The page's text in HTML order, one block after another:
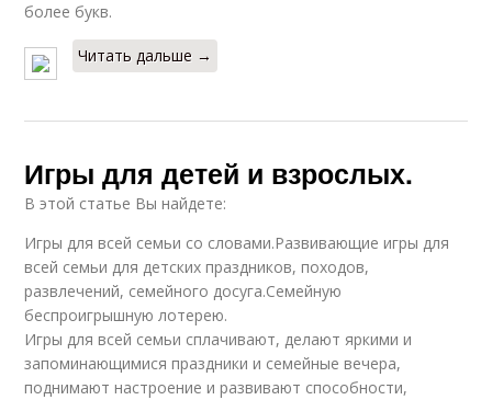
более букв.
Читать дальше →
Игры для детей и взрослых.
В этой статье Вы найдете:
Игры для всей семьи со словами.Развивающие игры для
всей семьи для детских праздников, походов,
развлечений, семейного досуга.Семейную
беспроигрышную лотерею.
Игры для всей семьи сплачивают, делают яркими и
запоминающимися праздники и семейные вечера,
поднимают настроение и развивают способности,